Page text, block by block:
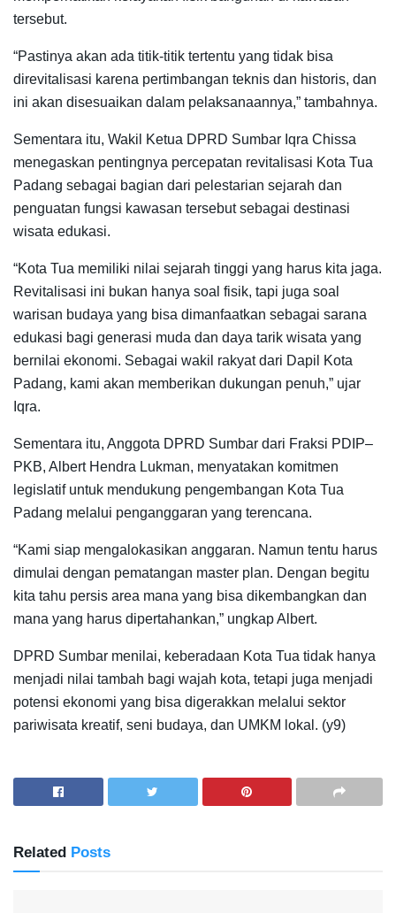
tersebut.
“Pastinya akan ada titik-titik tertentu yang tidak bisa
direvitalisasi karena pertimbangan teknis dan historis, dan
ini akan disesuaikan dalam pelaksanaannya,” tambahnya.
Sementara itu, Wakil Ketua DPRD Sumbar Iqra Chissa
menegaskan pentingnya percepatan revitalisasi Kota Tua
Padang sebagai bagian dari pelestarian sejarah dan
penguatan fungsi kawasan tersebut sebagai destinasi
wisata edukasi.
“Kota Tua memiliki nilai sejarah tinggi yang harus kita jaga.
Revitalisasi ini bukan hanya soal fisik, tapi juga soal
warisan budaya yang bisa dimanfaatkan sebagai sarana
edukasi bagi generasi muda dan daya tarik wisata yang
bernilai ekonomi. Sebagai wakil rakyat dari Dapil Kota
Padang, kami akan memberikan dukungan penuh,” ujar
Iqra.
Sementara itu, Anggota DPRD Sumbar dari Fraksi PDIP–
PKB, Albert Hendra Lukman, menyatakan komitmen
legislatif untuk mendukung pengembangan Kota Tua
Padang melalui penganggaran yang terencana.
“Kami siap mengalokasikan anggaran. Namun tentu harus
dimulai dengan pematangan master plan. Dengan begitu
kita tahu persis area mana yang bisa dikembangkan dan
mana yang harus dipertahankan,” ungkap Albert.
DPRD Sumbar menilai, keberadaan Kota Tua tidak hanya
menjadi nilai tambah bagi wajah kota, tetapi juga menjadi
potensi ekonomi yang bisa digerakkan melalui sektor
pariwisata kreatif, seni budaya, dan UMKM lokal. (y9)
Related Posts